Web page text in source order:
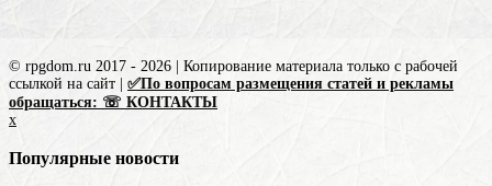
© rpgdom.ru 2017 - 2026 | Копирование материала только с рабочей
ссылкой на сайт | ✅По вопросам размещения статей и рекламы
обращаться: ☏ КОНТАКТЫ
x
Популярные новости